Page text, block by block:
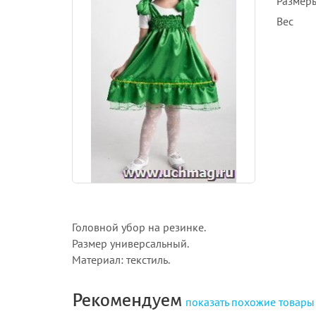
Вес
Головной убор на резинке.
Размер универсальный.
Материал: текстиль.
Рекомендуем показатьпохожие товары